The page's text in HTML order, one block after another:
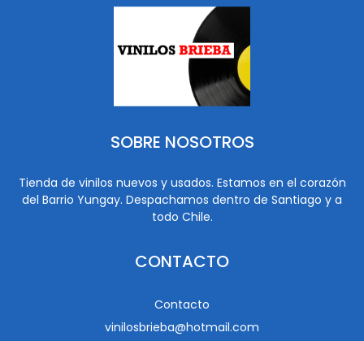
SOBRE NOSOTROS
Tienda de vinilos nuevos y usados. Estamos en el corazón
del Barrio Yungay. Despachamos dentro de Santiago y a
todo Chile.
CONTACTO
Contacto
vinilosbrieba@hotmail.com